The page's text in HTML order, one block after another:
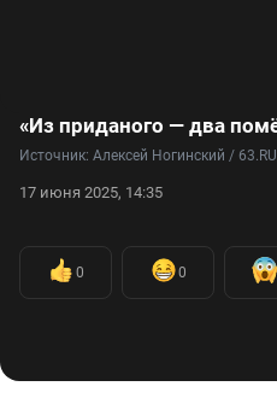
Источник: Алексей Ногинский / 63.RU
17 июня 2025, 14:35
0 0